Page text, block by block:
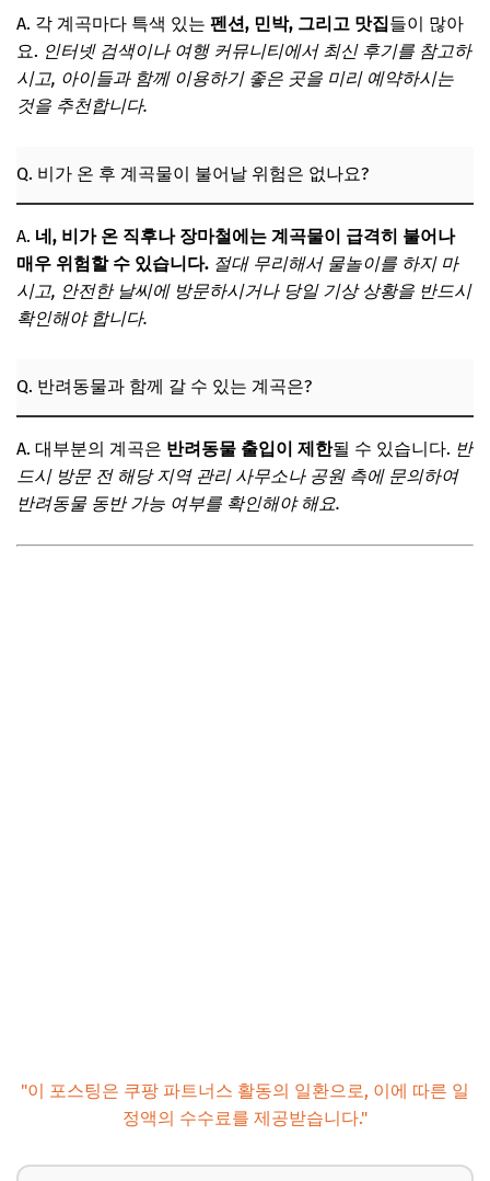
A. 각 계곡마다 특색 있는 펜션, 민박, 그리고 맛집들이 많아
요. 인터넷 검색이나 여행 커뮤니티에서 최신 후기를 참고하
시고, 아이들과 함께 이용하기 좋은 곳을 미리 예약하시는
것을 추천합니다.
Q. 비가 온 후 계곡물이 불어날 위험은 없나요?
A. 네, 비가 온 직후나 장마철에는 계곡물이 급격히 불어나
매우 위험할 수 있습니다. 절대 무리해서 물놀이를 하지 마
시고, 안전한 날씨에 방문하시거나 당일 기상 상황을 반드시
확인해야 합니다.
Q. 반려동물과 함께 갈 수 있는 계곡은?
A. 대부분의 계곡은 반려동물 출입이 제한될 수 있습니다. 반
드시 방문 전 해당 지역 관리 사무소나 공원 측에 문의하여
반려동물 동반 가능 여부를 확인해야 해요.
"이 포스팅은 쿠팡 파트너스 활동의 일환으로, 이에 따른 일
정액의 수수료를 제공받습니다."